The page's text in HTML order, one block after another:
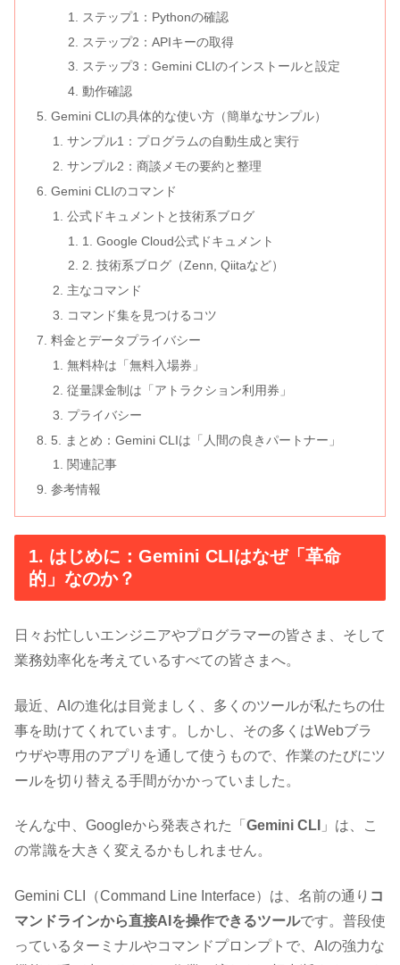
ステップ1：Pythonの確認
ステップ2：APIキーの取得
ステップ3：Gemini CLIのインストールと設定
動作確認
Gemini CLIの具体的な使い方（簡単なサンプル）
サンプル1：プログラムの自動生成と実行
サンプル2：商談メモの要約と整理
Gemini CLIのコマンド
公式ドキュメントと技術系ブログ
1. Google Cloud公式ドキュメント
2. 技術系ブログ（Zenn, Qiitaなど）
主なコマンド
コマンド集を見つけるコツ
料金とデータプライバシー
無料枠は「無料入場券」
従量課金制は「アトラクション利用券」
プライバシー
5. まとめ：Gemini CLIは「人間の良きパートナー」
関連記事
参考情報
1. はじめに：Gemini CLIはなぜ「革命
的」なのか？
日々お忙しいエンジニアやプログラマーの皆さま、そして
業務効率化を考えているすべての皆さまへ。
最近、AIの進化は目覚ましく、多くのツールが私たちの仕
事を助けてくれています。しかし、その多くはWebブラ
ウザや専用のアプリを通して使うもので、作業のたびにツ
ールを切り替える手間がかかっていました。
そんな中、Googleから発表された「 Gemini CLI 」は、こ
の常識を大きく変えるかもしれません。
Gemini CLI（Command Line Interface）は、名前の通り コ
マンドラインから直接AIを操作できるツールです。普段使
っているターミナルやコマンドプロンプトで、AIの強力な